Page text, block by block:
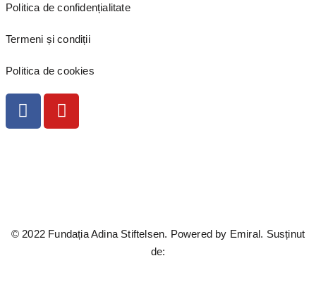
© 2022 Fundația Adina Stiftelsen. Powered by Emiral. Susținut
de:
Politica de confidențialitate
Termeni și condiții
Politica de cookies